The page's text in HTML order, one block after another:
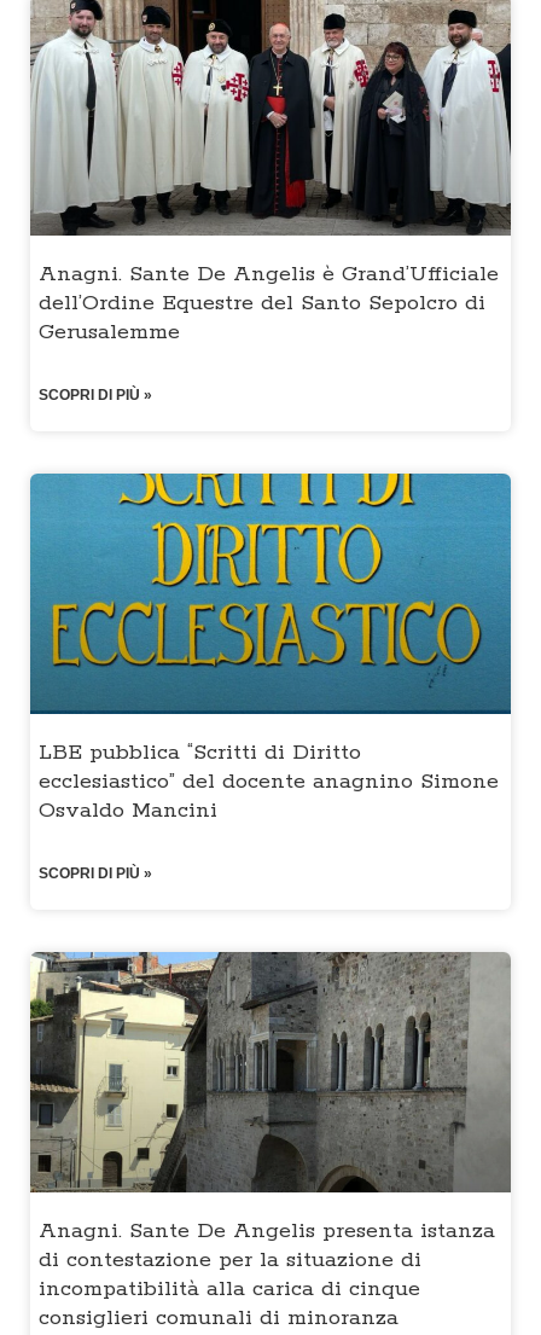
Anagni. Sante De Angelis è Grand’Ufficiale
dell’Ordine Equestre del Santo Sepolcro di
Gerusalemme
SCOPRI DI PIÙ »
LBE pubblica “Scritti di Diritto
ecclesiastico” del docente anagnino Simone
Osvaldo Mancini
SCOPRI DI PIÙ »
Anagni. Sante De Angelis presenta istanza
di contestazione per la situazione di
incompatibilità alla carica di cinque
consiglieri comunali di minoranza